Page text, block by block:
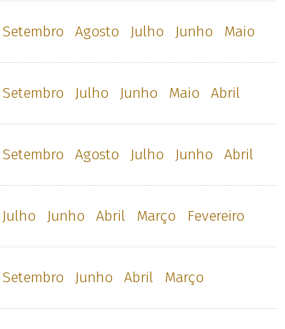
Setembro Agosto Julho Junho
Maio
Setembro Julho Junho Maio
Abril
Setembro Agosto Julho Junho
Abril
Julho Junho Abril Março
Fevereiro
Setembro Junho Abril
Março